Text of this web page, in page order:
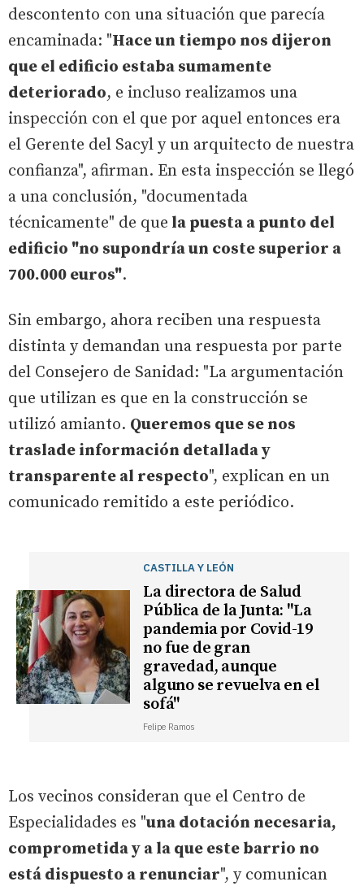
descontento con una situación que parecía
encaminada: "Hace un tiempo nos dijeron
que el edificio estaba sumamente
deteriorado, e incluso realizamos una
inspección con el que por aquel entonces era
el Gerente del Sacyl y un arquitecto de nuestra
confianza", afirman. En esta inspección se llegó
a una conclusión, "documentada
técnicamente" de que la puesta a punto del
edificio "no supondría un coste superior a
700.000 euros".
Sin embargo, ahora reciben una respuesta
distinta y demandan una respuesta por parte
del Consejero de Sanidad: "La argumentación
que utilizan es que en la construcción se
utilizó amianto. Queremos que se nos
traslade información detallada y
transparente al respecto", explican en un
comunicado remitido a este periódico.
CASTILLA Y LEÓN
La directora de Salud
Pública de la Junta: "La
pandemia por Covid-19
no fue de gran
gravedad, aunque
alguno se revuelva en el
sofá"
Felipe Ramos
Los vecinos consideran que el Centro de
Especialidades es "una dotación necesaria,
comprometida y a la que este barrio no
está dispuesto a renunciar", y comunican